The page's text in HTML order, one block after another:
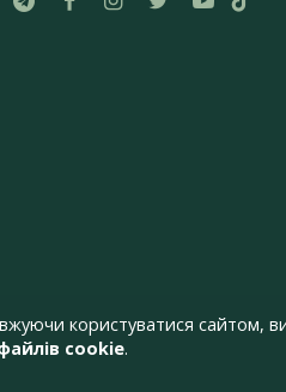
користуватися сайтом,
cookie.